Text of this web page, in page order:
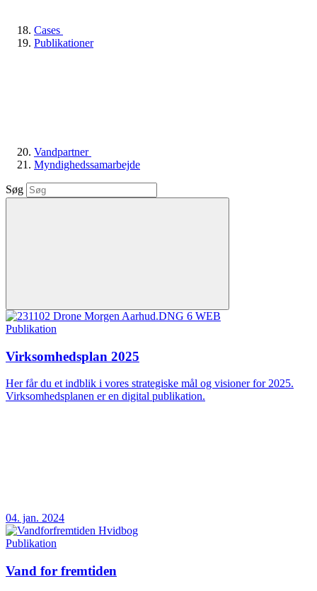
Cases
Publikationer
Vandpartner
Myndighedssamarbejde
Søg
Publikation
Virksomhedsplan 2025
Her får du et indblik i vores strategiske mål og visioner for 2025.
Virksomhedsplanen er en digital publikation.
04. jan. 2024
Publikation
Vand for fremtiden